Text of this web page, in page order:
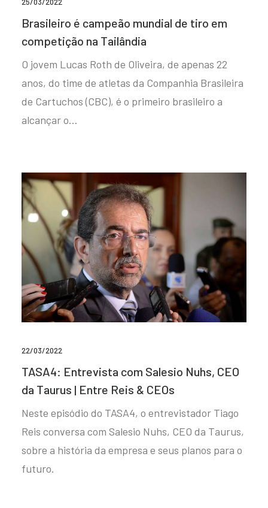
25/03/2022
Brasileiro é campeão mundial de tiro em
competição na Tailândia
O jovem Lucas Roth de Oliveira, de apenas 22
anos, do time de atletas da Companhia Brasileira
de Cartuchos (CBC), é o primeiro brasileiro a
alcançar o…
22/03/2022
TASA4: Entrevista com Salesio Nuhs, CEO
da Taurus | Entre Reis & CEOs
Neste episódio do TASA4, o entrevistador Tiago
Reis conversa com Salesio Nuhs, CEO da Taurus,
sobre a história da empresa e seus planos para o
futuro.